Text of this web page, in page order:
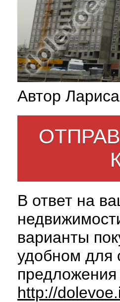
Автор
В ответ на
варианты
удобном для
http://